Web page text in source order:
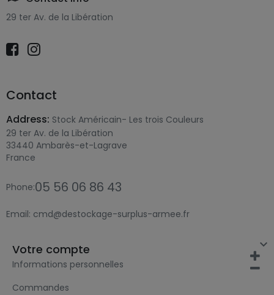
29 ter Av. de la Libération
Contact
Address: Stock Américain- Les trois Couleurs
29 ter Av. de la Libération
33440 Ambarès-et-Lagrave
France
Phone:05 56 06 86 43
Email: cmd@destockage-surplus-armee.fr

Votre compte
Informations personnelles
Commandes